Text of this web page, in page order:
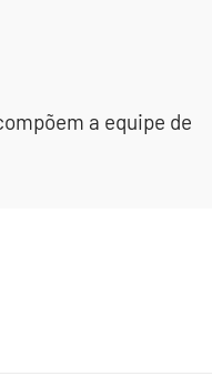
a equipe de